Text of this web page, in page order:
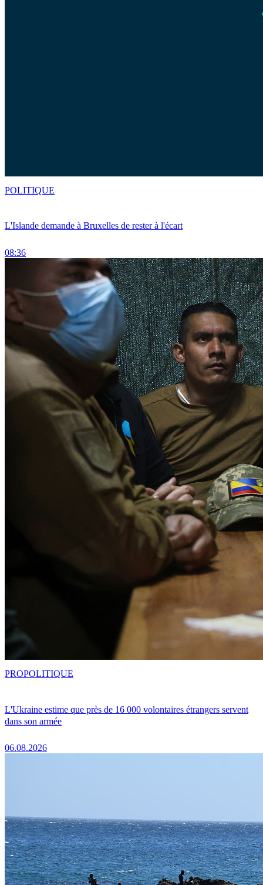
L'Islande demande à Bruxelles de rester à l'écart
08:36
POLITIQUE
L'Ukraine estime que près de 16 000 volontaires étrangers servent
dans son armée
06.08.2026
PROPOLITIQUE